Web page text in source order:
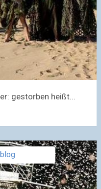
gestorben heißt...